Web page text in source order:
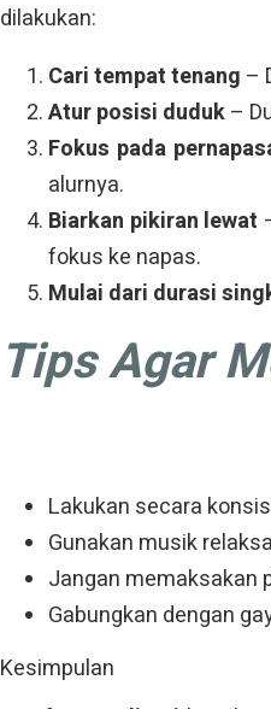
dilakukan:
Cari tempat tenang –
Atur posisi duduk–
Fokus pada
alurnya.
Biarkan pikiran lewat
fokus ke napas.
Mulai dari durasi
Tips Agar
Lakukan secara
Gunakan musik
Jangan memaksakan
Gabungkan dengan
Kesimpulan